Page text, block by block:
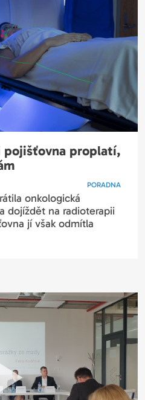
pojišťovna proplatí,
PORADNA
onkologická
dojíždět na radioterapii
jí však odmítla